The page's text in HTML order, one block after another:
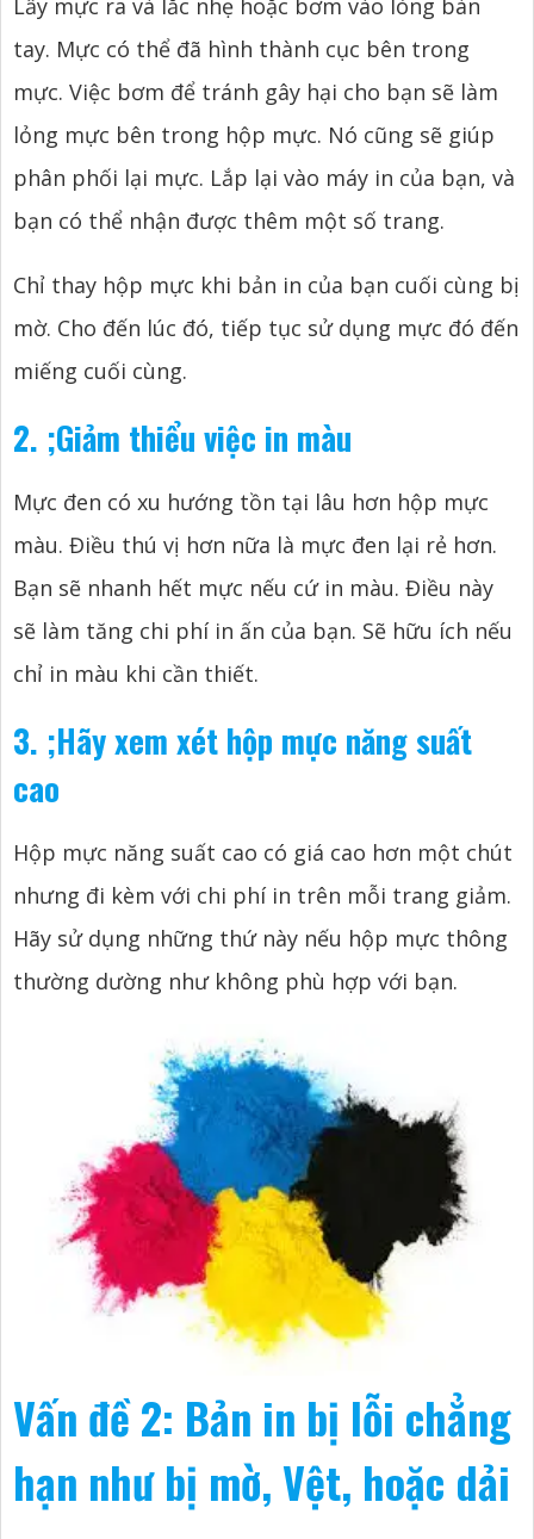
Lấy mực ra và lắc nhẹ hoặc bơm vào lòng bàn
tay. Mực có thể đã hình thành cục bên trong
mực. Việc bơm để tránh gây hại cho bạn sẽ làm
lỏng mực bên trong hộp mực. Nó cũng sẽ giúp
phân phối lại mực. Lắp lại vào máy in của bạn, và
bạn có thể nhận được thêm một số trang.
Chỉ thay hộp mực khi bản in của bạn cuối cùng bị
mờ. Cho đến lúc đó, tiếp tục sử dụng mực đó đến
miếng cuối cùng.
2. ;Giảm thiểu việc in màu
Mực đen có xu hướng tồn tại lâu hơn hộp mực
màu. Điều thú vị hơn nữa là mực đen lại rẻ hơn.
Bạn sẽ nhanh hết mực nếu cứ in màu. Điều này
sẽ làm tăng chi phí in ấn của bạn. Sẽ hữu ích nếu
chỉ in màu khi cần thiết.
3. ;Hãy xem xét hộp mực năng suất
cao
Hộp mực năng suất cao có giá cao hơn một chút
nhưng đi kèm với chi phí in trên mỗi trang giảm.
Hãy sử dụng những thứ này nếu hộp mực thông
thường dường như không phù hợp với bạn.
Vấn đề 2: Bản in bị lỗi chẳng
hạn như bị mờ, Vệt, hoặc dải